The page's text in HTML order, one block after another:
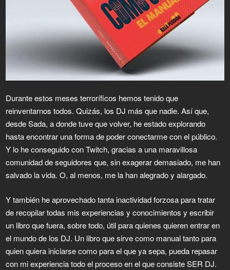
Durante estos meses terroríficos hemos tenido que
reinventarnos todos. Quizás, los DJ más que nadie. Así que,
desde Sada, a donde tuve que volver, he estado explorando
hasta encontrar una forma de poder conectarme con el público.
Y lo he conseguido con Twitch, gracias a una maravillosa
comunidad de seguidores que, sin exagerar demasiado, me han
salvado la vida. O, al menos, me la han alegrado y alargado.
Y también he aprovechado tanta inactividad forzosa para tratar
de recopilar todas mis experiencias y conocimientos y escribir
un libro que fuera, sobre todo, útil para quienes quieren entrar en
el mundo de los DJ. Un libro que sirve como manual tanto para
quien quiera iniciarse como para el que ya sepa, pueda repasar
con mi experiencia todo el proceso en el que consiste SER DJ.